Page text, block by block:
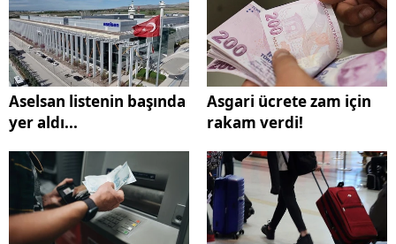
Aselsan listenin başında
yer aldı...
Asgari ücrete zam için
rakam verdi!